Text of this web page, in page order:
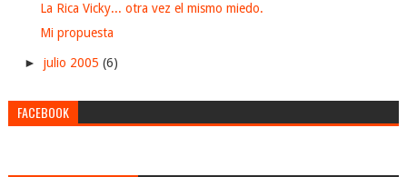
La Rica Vicky... otra vez el mismo miedo.
Mi propuesta
► julio 2005 (6)
FACEBOOK